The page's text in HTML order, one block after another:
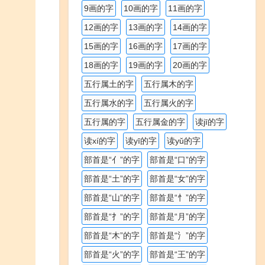
9画的字
10画的字
11画的字
12画的字
13画的字
14画的字
15画的字
16画的字
17画的字
18画的字
19画的字
20画的字
五行属土的字
五行属木的字
五行属水的字
五行属火的字
五行属的字
五行属金的字
读jī的字
读xí的字
读yī的字
读yǔ的字
部首是“亻”的字
部首是“口”的字
部首是“土”的字
部首是“女”的字
部首是“山”的字
部首是“忄”的字
部首是“扌”的字
部首是“月”的字
部首是“木”的字
部首是“氵”的字
部首是“火”的字
部首是“王”的字